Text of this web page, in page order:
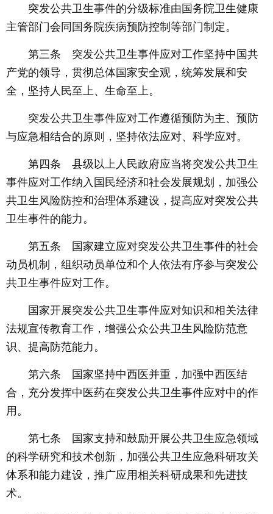
突发公共卫生事件的分级标准由国务院卫生健康
主管部门会同国务院疾病预防控制等部门制定。
第三条 突发公共卫生事件应对工作坚持中国共
产党的领导，贯彻总体国家安全观，统筹发展和安
全，坚持人民至上、生命至上。
突发公共卫生事件应对工作遵循预防为主、预防
与应急相结合的原则，坚持依法应对、科学应对。
第四条 县级以上人民政府应当将突发公共卫生
事件应对工作纳入国民经济和社会发展规划，加强公
共卫生风险防控和治理体系建设，提高应对突发公共
卫生事件的能力。
第五条 国家建立应对突发公共卫生事件的社会
动员机制，组织动员单位和个人依法有序参与突发公
共卫生事件应对工作。
国家开展突发公共卫生事件应对知识和相关法律
法规宣传教育工作，增强公众公共卫生风险防范意
识、提高防范能力。
第六条 国家坚持中西医并重，加强中西医结
合，充分发挥中医药在突发公共卫生事件应对中的作
用。
第七条 国家支持和鼓励开展公共卫生应急领域
的科学研究和技术创新，加强公共卫生应急科研攻关
体系和能力建设，推广应用相关科研成果和先进技
术。